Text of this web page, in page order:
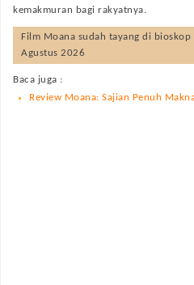
kemakmuran bagi rakyatnya.
Film Moana sudah tayang di
Agustus 2026
Baca juga :
Review Moana: Sajian Penuh